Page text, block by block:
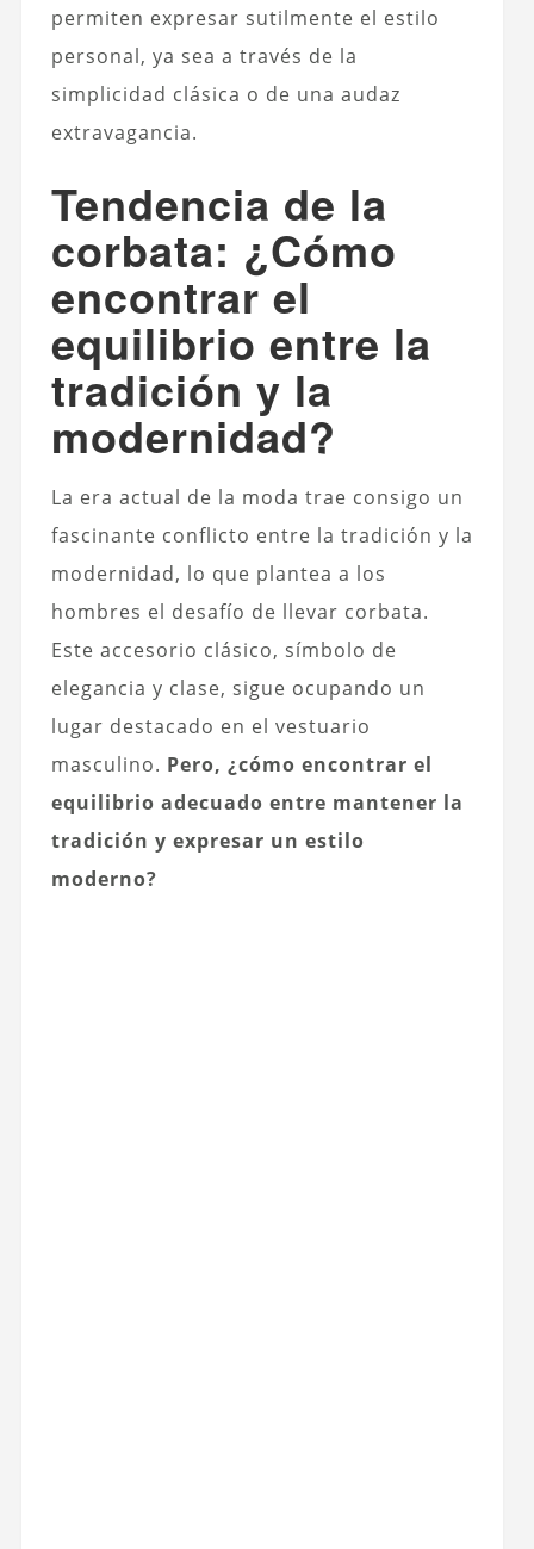
permiten expresar sutilmente el estilo
personal, ya sea a través de la
simplicidad clásica o de una audaz
extravagancia.
Tendencia de la
corbata: ¿Cómo
encontrar el
equilibrio entre la
tradición y la
modernidad?
La era actual de la moda trae consigo un
fascinante conflicto entre la tradición y la
modernidad, lo que plantea a los
hombres el desafío de llevar corbata.
Este accesorio clásico, símbolo de
elegancia y clase, sigue ocupando un
lugar destacado en el vestuario
masculino. Pero, ¿cómo encontrar el
equilibrio adecuado entre mantener la
tradición y expresar un estilo
moderno?